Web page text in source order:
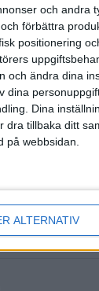
och andra
förbättra
positionering
och ändra dina
dina
Dina
dra tillbaka ditt
på webbsidan.
ALTERNATIV
men on the ice)